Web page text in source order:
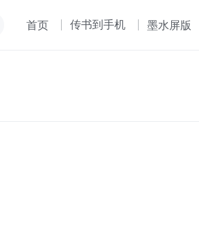
首页 传书到手机 墨水屏版